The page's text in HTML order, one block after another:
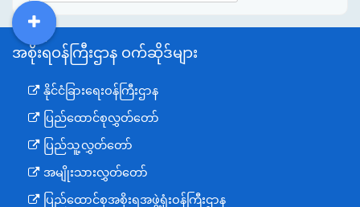
အစိုးရဝန်ကြီးဌာန ဝက်ဆိုဒ်များ
နိုင်ငံခြားရေးဝန်ကြီးဌာန
ပြည်ထောင်စုလွှတ်တော်
ပြည်သူ့လွှတ်တော်
အမျိုးသားလွှတ်တော်
ပြည်ထောင်စုအစိုးရအဖွဲ့ရုံးဝန်ကြီးဌာန
DDM